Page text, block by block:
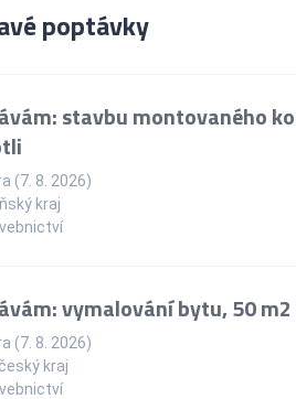
poptávky
stavbu montovaného
(7. 8. 2026)
kraj
vymalování bytu, 50 m2
(7. 8. 2026)
kraj